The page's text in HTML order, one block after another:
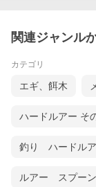
関連ジャンル
カテゴリ
エギ、餌木
ハードルアー そ
釣り ハードル
ルアー スプーン